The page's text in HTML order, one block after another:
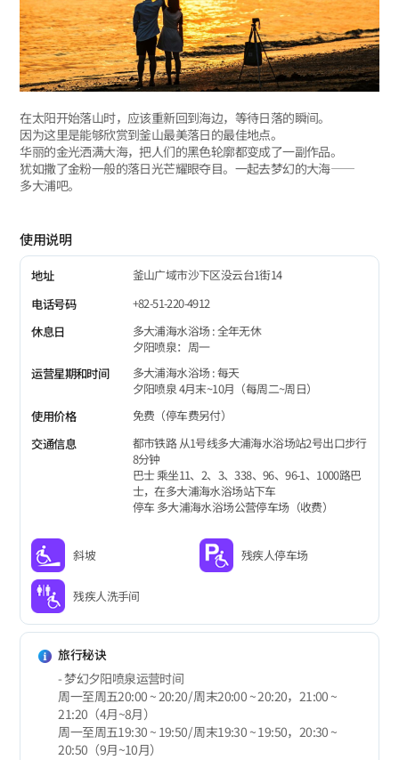
在太阳开始落山时，应该重新回到海边，等待日落的瞬间。
因为这里是能够欣赏到釜山最美落日的最佳地点。
华丽的金光洒满大海，把人们的黑色轮廓都变成了一副作品。
犹如撒了金粉一般的落日光芒耀眼夺目。一起去梦幻的大海——
多大浦吧。
使用说明
地址
釜山广域市沙下区没云台1街14
电话号码
+82-51-220-4912
休息日
多大浦海水浴场 : 全年无休
夕阳喷泉：周一
运营星期和时间
多大浦海水浴场 : 每天
夕阳喷泉 4月末~10月（每周二~周日）
使用价格
免费（停车费另付）
交通信息
都市铁路 从1号线多大浦海水浴场站2号出口步行
8分钟
巴士 乘坐11、2、3、338、96、96-1、1000路巴
士，在多大浦海水浴场站下车
停车 多大浦海水浴场公营停车场（收费）
斜坡 残疾人停车场
残疾人洗手间
旅行秘诀
- 梦幻夕阳喷泉运营时间
周一至周五20:00 ~ 20:20/ 周末20:00 ~ 20:20，21:00 ~
21:20（4月~8月）
周一至周五19:30 ~ 19:50/ 周末19:30 ~ 19:50，20:30 ~
20:50（9月~10月）